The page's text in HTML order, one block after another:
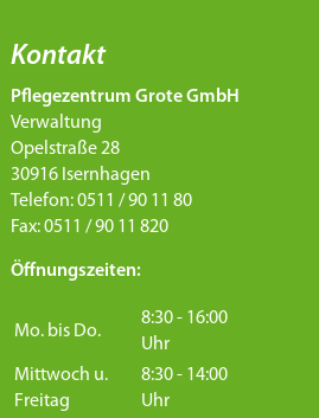
Kontakt
Pflegezentrum Grote GmbH
Verwaltung
Opelstraße 28
30916 Isernhagen
Telefon: 0511 / 90 11 80
Fax: 0511 / 90 11 820
Öffnungszeiten:
Mo. bis Do.
8:30 - 16:00
Uhr
Mittwoch u.
Freitag
8:30 - 14:00
Uhr